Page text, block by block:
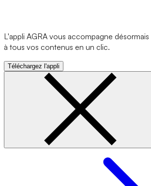
L'appli AGRA vous accompagne
à tous vos contenus en un clic.
Téléchargez l'appli